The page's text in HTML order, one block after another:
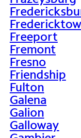
Freeport
Fremont
Fresno
Friendship
Fulton
Galena
Galion
Galloway